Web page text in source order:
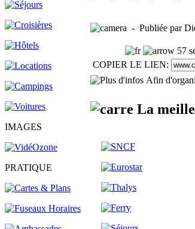
IMAGES
PRATIQUE
- Publiée par
57
COPIER LE LIEN:
Afin
La